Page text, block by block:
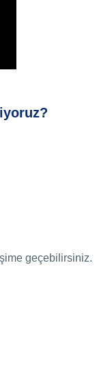
geçebilirsiniz.